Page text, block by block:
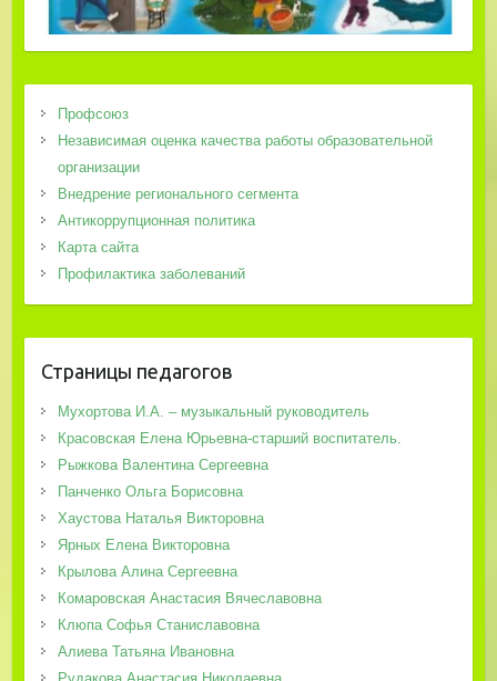
Профсоюз
Независимая оценка качества работы образовательной
организации
Внедрение регионального сегмента
Антикоррупционная политика
Карта сайта
Профилактика заболеваний
Страницы педагогов
Мухортова И.А. – музыкальный руководитель
Красовская Елена Юрьевна-старший воспитатель.
Рыжкова Валентина Сергеевна
Панченко Ольга Борисовна
Хаустова Наталья Викторовна
Ярных Елена Викторовна
Крылова Алина Сергеевна
Комаровская Анастасия Вячеславовна
Клюпа Софья Станиславовна
Алиева Татьяна Ивановна